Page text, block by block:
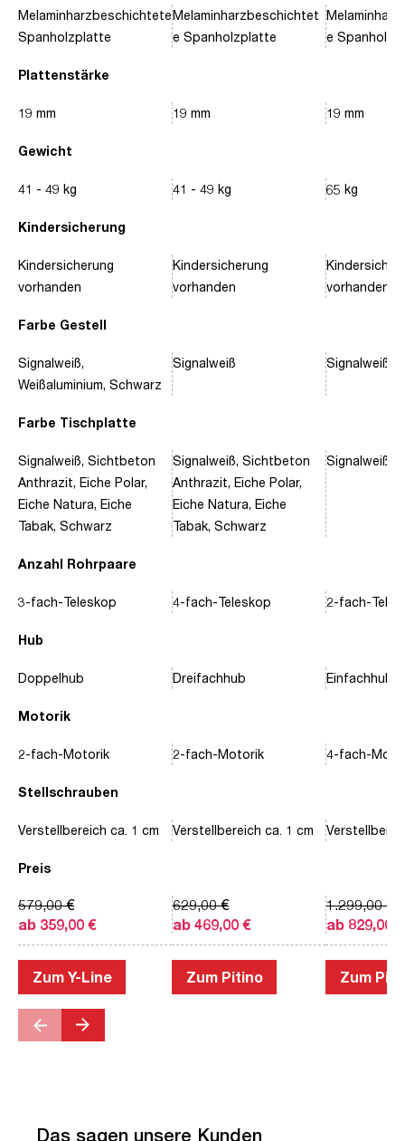
Plattenstärke
Gewicht
Kindersicherung
Farbe Gestell
Farbe Tischplatte
Anzahl Rohrpaare
Hub
Motorik
Stellschrauben
Preis
Melaminharzbeschichtete
Spanholzplatte
19 mm
41 - 49 kg
Kindersicherung
vorhanden
Signalweiß,
Weißaluminium, Schwarz
Signalweiß, Sichtbeton
Anthrazit, Eiche Polar,
Eiche Natura, Eiche
Tabak, Schwarz
3-fach-Teleskop
Doppelhub
2-fach-Motorik
Verstellbereich ca. 1 cm
ab 359,00 €
579,00 €
Zum Y-Line
Melaminharzbeschichtet
e Spanholzplatte
19 mm
41 - 49 kg
Kindersicherung
vorhanden
Signalweiß
Signalweiß, Sichtbeton
Anthrazit, Eiche Polar,
Eiche Natura, Eiche
Tabak, Schwarz
4-fach-Teleskop
Dreifachhub
2-fach-Motorik
Verstellbereich ca. 1 cm
ab 469,00 €
629,00 €
Zum Pitino
e
19 mm
65 kg
vorhanden
Signalweiß,
Signalweiß,
2-fach-
Einfachhub
4-fach-
ab 829,00 €
1.299,00 €
Zum
Das sagen unsere Kunden